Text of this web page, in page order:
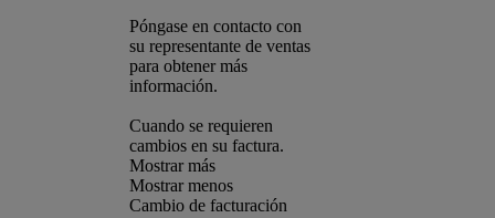
Póngase en contacto con
su representante de ventas
para obtener más
información.
Cuando se requieren
cambios en su factura.
Mostrar más
Mostrar menos
Cambio de facturación